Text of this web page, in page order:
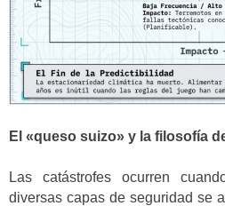
El «queso suizo» y la filosofía
Las catástrofes ocurren
diversas capas de seguridad se